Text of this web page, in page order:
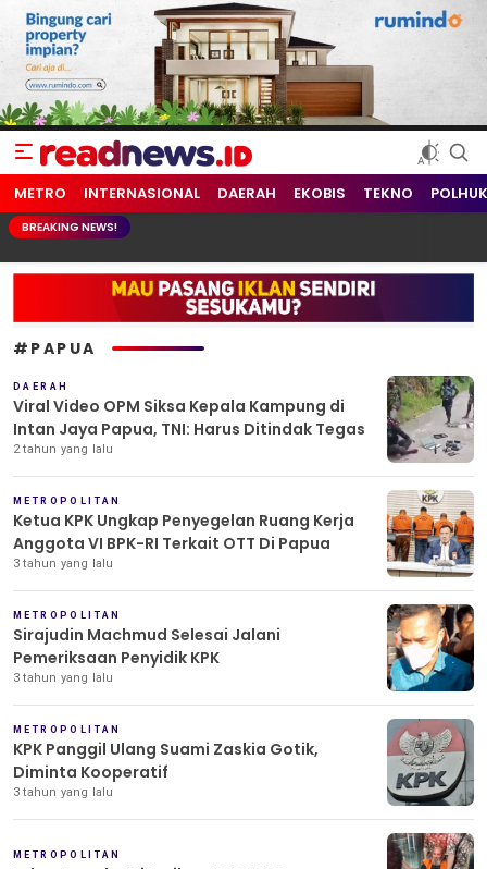
readnews.id
Berita Terkini, Update Terbaru Hari ini dari Indonesia dan Dunia
METRO INTERNASIONAL DAERAH EKOBIS TEKNO
BREAKING NEWS!
#PAPUA
DAERAH
Viral Video OPM Siksa Kepala Kampung di
Intan Jaya Papua, TNI: Harus Ditindak Tegas
2 tahun yang lalu
METROPOLITAN
Ketua KPK Ungkap Penyegelan Ruang Kerja
Anggota VI BPK-RI Terkait OTT Di Papua
3 tahun yang lalu
METROPOLITAN
Sirajudin Machmud Selesai Jalani
Pemeriksaan Penyidik KPK
3 tahun yang lalu
METROPOLITAN
KPK Panggil Ulang Suami Zaskia Gotik,
Diminta Kooperatif
3 tahun yang lalu
METROPOLITAN